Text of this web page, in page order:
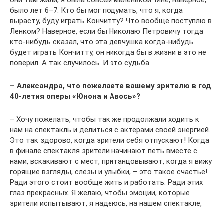
было лет 6–7. Кто бы мог подумать, что я, когда
вырасту, буду играть Кончитту? Что вообще поступлю в
Ленком? Наверное, если бы Николаю Петровичу тогда
кто-нибудь сказал, что эта девчушка когда-нибудь
будет играть Кончитту, он никогда бы в жизни в это не
поверил. А так случилось. И это судьба.
– Александра, что пожелаете вашему зрителю в год
40-летия оперы «Юнона и Авось»?
– Хочу пожелать, чтобы так же продолжали ходить к
нам на спектакль и делиться с актёрами своей энергией.
Это так здорово, когда зрители себя отпускают! Когда
в финале спектакля зрители начинают петь вместе с
нами, вскакивают с мест, пританцовывают, когда я вижу
горящие взгляды, слёзы и улыбки, – это такое счастье!
Ради этого стоит вообще жить и работать. Ради этих
глаз прекрасных. Я желаю, чтобы эмоции, которые
зрители испытывают, я надеюсь, на нашем спектакле,